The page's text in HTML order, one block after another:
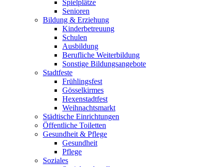
Spielplätze
Senioren
Bildung & Erziehung
Kinderbetreuung
Schulen
Ausbildung
Berufliche Weiterbildung
Sonstige Bildungsangebote
Stadtfeste
Frühlingsfest
Gösselkirmes
Hexenstadtfest
Weihnachtsmarkt
Städtische Einrichtungen
Öffentliche Toiletten
Gesundheit & Pflege
Gesundheit
Pflege
Soziales